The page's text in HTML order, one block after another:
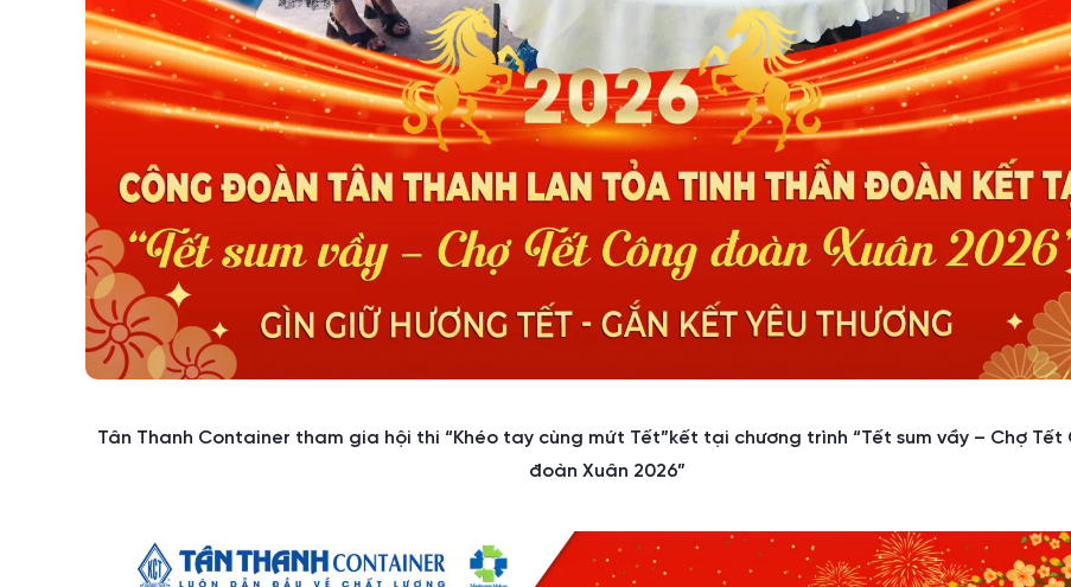
Tân Thanh Container tham gia hội thi “Khéo tay cùng mứt Tết”kết tại chương trình “Tết sum vầy – Chợ Tết
đoàn Xuân 2026”